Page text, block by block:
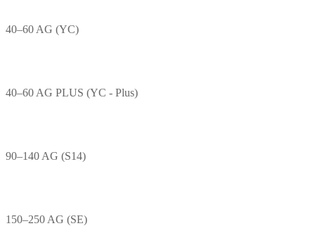
40–60 AG (YC)
40–60 AG PLUS (YC - Plus)
90–140 AG (S14)
150–250 AG (SE)